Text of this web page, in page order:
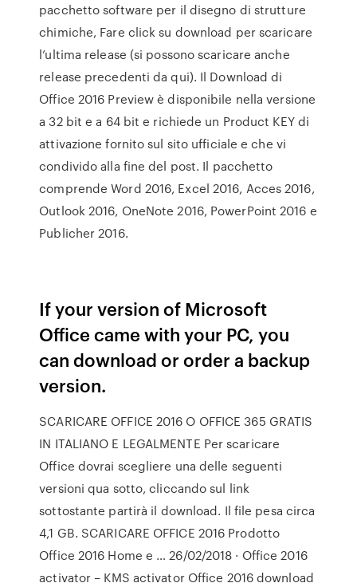
pacchetto software per il disegno di strutture
chimiche, Fare click su download per scaricare
l’ultima release (si possono scaricare anche
release precedenti da qui). Il Download di
Office 2016 Preview è disponibile nella versione
a 32 bit e a 64 bit e richiede un Product KEY di
attivazione fornito sul sito ufficiale e che vi
condivido alla fine del post. Il pacchetto
comprende Word 2016, Excel 2016, Acces 2016,
Outlook 2016, OneNote 2016, PowerPoint 2016 e
Publicher 2016.
If your version of Microsoft
Office came with your PC, you
can download or order a backup
version.
SCARICARE OFFICE 2016 O OFFICE 365 GRATIS
IN ITALIANO E LEGALMENTE Per scaricare
Office dovrai scegliere una delle seguenti
versioni qua sotto, cliccando sul link
sottostante partirà il download. Il file pesa circa
4,1 GB. SCARICARE OFFICE 2016 Prodotto
Office 2016 Home e … 26/02/2018 · Office 2016
activator – KMS activator Office 2016 download